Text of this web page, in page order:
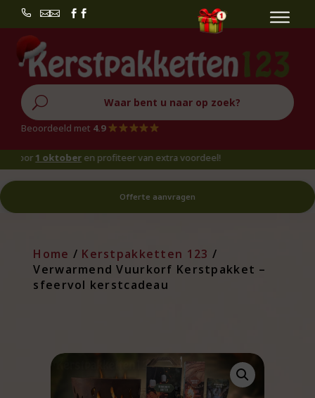
 
U
Beoordeeld met 4.9
1 oktoberen profiteer van extra voordeel!
Offerte aanvragen
Home / Kerstpakketten 123 /
Verwarmend Vuurkorf Kerstpakket –
sfeervol kerstcadeau